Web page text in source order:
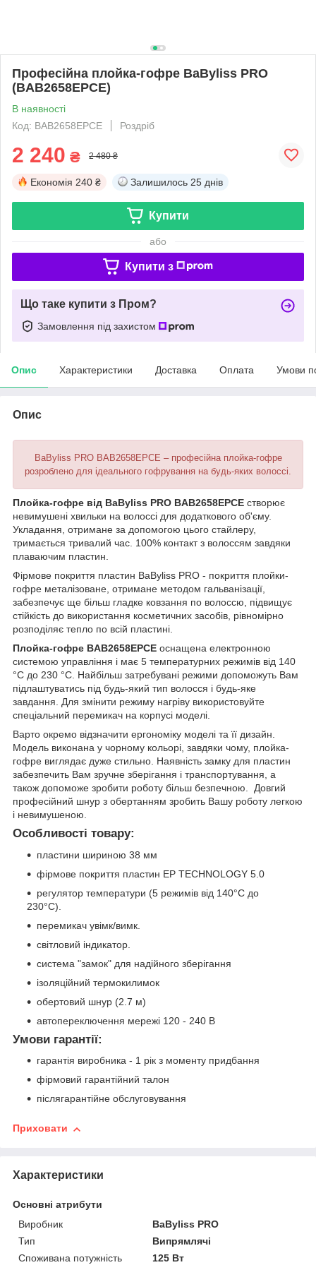
Професійна плойка-гофре BaByliss PRO
(BAB2658EPCE)
В наявності
Код: BAB2658EPCE
Роздріб
2 240 ₴ 2 480 ₴
Економія 240 ₴ Залишилось 25 днів
Купити
або
Купити з
Що таке купити з Пром?
Замовлення під захистом
Опис Характеристики Доставка Оплата Умови
Опис
BaByliss PRO BAB2658EPCE – професійна плойка-гофре
розроблено для ідеального гофрування на будь-яких волоссі.
Плойка-гофре від BaByliss PRO BAB2658EPCE створює
невимушені хвильки на волоссі для додаткового об'єму.
Укладання, отримане за допомогою цього стайлеру,
тримається тривалий час. 100% контакт з волоссям завдяки
плаваючим пластин.
Фірмове покриття пластин BaByliss PRO - покриття плойки-
гофре металізоване, отримане методом гальванізації,
забезпечує ще більш гладке ковзання по волоссю, підвищує
стійкість до використання косметичних засобів, рівномірно
розподіляє тепло по всій пластині.
Плойка-гофре BAB2658EPCE оснащена електронною
системою управління і має 5 температурних режимів від 140
°C до 230 °C. Найбільш затребувані режими допоможуть Вам
підлаштуватись під будь-який тип волосся і будь-яке
завдання. Для змінити режиму нагріву використовуйте
спеціальний перемикач на корпусі моделі.
Варто окремо відзначити ергономіку моделі та її дизайн.
Модель виконана у чорному кольорі, завдяки чому, плойка-
гофре виглядає дуже стильно. Наявність замку для пластин
забезпечить Вам зручне зберігання і транспортування, а
також допоможе зробити роботу більш безпечною. Довгий
професійний шнур з обертанням зробить Вашу роботу легкою
і невимушеною.
Особливості товару:
пластини шириною 38 мм
фірмове покриття пластин EP TECHNOLOGY 5.0
регулятор температури (5 режимів від 140°C до
230°C).
перемикач увімк/вимк.
світловий індикатор.
система "замок" для надійного зберігання
ізоляційний термокилимок
обертовий шнур (2.7 м)
автопереключення мережі 120 - 240 В
Умови гарантії:
гарантія виробника - 1 рік з моменту придбання
фірмовий гарантійний талон
післягарантійне обслуговування
Приховати
Характеристики
Основні атрибути
Виробник
BaByliss PRO
Тип
Випрямлячі
Споживана потужність
125 Вт